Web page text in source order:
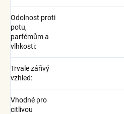
Odolnost proti
potu,
parfémům a
vlhkosti:
Trvale zářivý
vzhled:
Vhodné pro
citlivou